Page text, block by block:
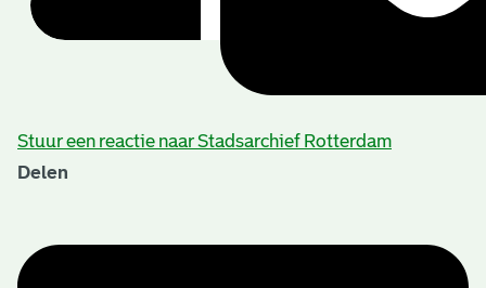
Stuur een reactie naar Stadsarchief Rotterdam
Delen